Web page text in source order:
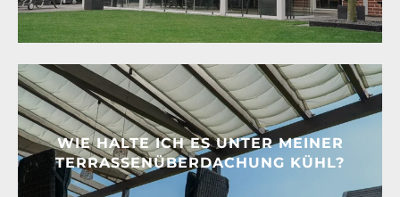
WIE HALTE ICH ES UNTER MEINER
TERRASSENÜBERDACHUNG KÜHL?